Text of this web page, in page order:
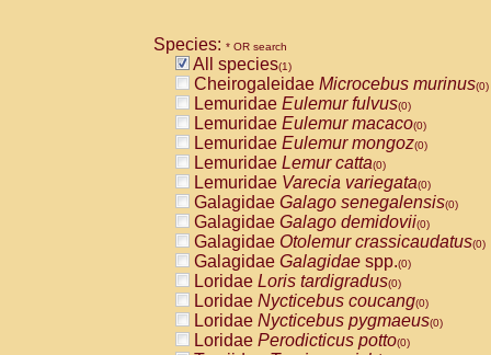
CebidaeCebus capucinus
CebidaeCebus nigrivittatus
CebidaeCebus spp.(0)
CebidaeSaimiri boliviensis(0)
CebidaeSaimiri sciureus(0)
AtelidaeAlouatta caraya(0)
AtelidaeAlouatta fusca(0)
AtelidaeAlouatta seniculus(0)
AtelidaeAlouattaspp.(0)
AtelidaeAteles belzebuth(0)
AtelidaeAteles geoffroyi(0)
AtelidaeAteles paniscus(0)
AtelidaeAtelesspp.(0)
AtelidaeLagothrix lagothricha(0)
AtelidaeLagothrix lagothricha cana
PitheciidaeCacajao calvus
Species: * OR search
All species(1)
Cheirogaleidae Microcebus murinus(0)
Lemuridae Eulemur fulvus(0)
Lemuridae Eulemur macaco(0)
Lemuridae Eulemur mongoz(0)
Lemuridae Lemur catta(0)
Lemuridae Varecia variegata(0)
Galagidae Galago senegalensis(0)
Galagidae Galago demidovii(0)
Galagidae Otolemur crassicaudatus(0)
Galagidae Galagidae spp.(0)
Loridae Loris tardigradus(0)
Loridae Nycticebus coucang(0)
Loridae Nycticebus pygmaeus(0)
Loridae Perodicticus potto(0)